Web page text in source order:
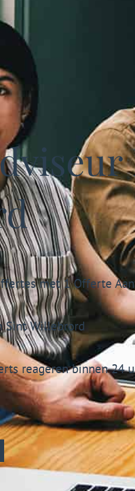
met 1 Offerte
Willebrord
reageren binnen 24